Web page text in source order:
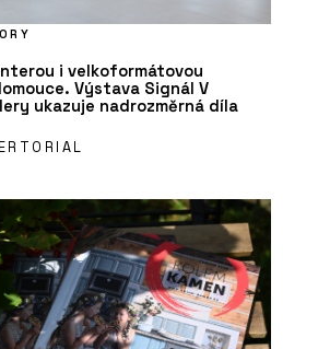
i velkoformátovou
Výstava Signál V
ukazuje nadrozměrná díla